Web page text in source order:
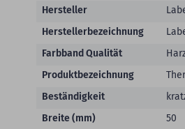
Produktdetails
Hersteller
Herstellerbezeichnung
Farbband Qualität
Produktbezeichnung
Beständigkeit
Breite (mm)
50